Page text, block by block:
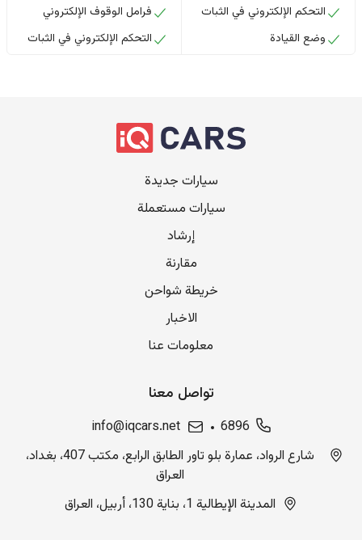
التحكم الإلكتروني في الثبات
وضع القيادة
فرامل الوقوف الإلكتروني
التحكم الإلكتروني في الثبات
سيارات جديدة
سيارات مستعملة
إرشاد
مقارنة
خريطة شواحن
الاخبار
معلومات عنا
تواصل معنا
6896
info@iqcars.net
شارع الرواد، عمارة بلو تاور الطابق الرابع، مكتب 407، بغداد،
العراق
المدينة الإيطالية 1، بناية 130، أربيل، العراق